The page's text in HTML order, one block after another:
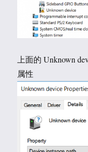
上面的 Unknown
属性